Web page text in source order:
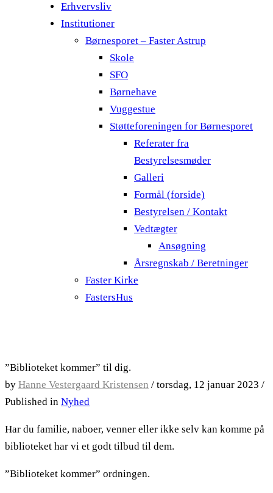
Erhvervsliv
Institutioner
Børnesporet – Faster Astrup
Skole
SFO
Børnehave
Vuggestue
Støtteforeningen for Børnesporet
Referater fra
Bestyrelsesmøder
Galleri
Formål (forside)
Bestyrelsen / Kontakt
Vedtægter
Ansøgning
Årsregnskab / Beretninger
Faster Kirke
FastersHus
”Biblioteket kommer” til dig.
by Hanne Vestergaard Kristensen / torsdag, 12 januar 2023 /
Published in Nyhed
Har du familie, naboer, venner eller ikke selv kan komme på
biblioteket har vi et godt tilbud til dem.
”Biblioteket kommer” ordningen.